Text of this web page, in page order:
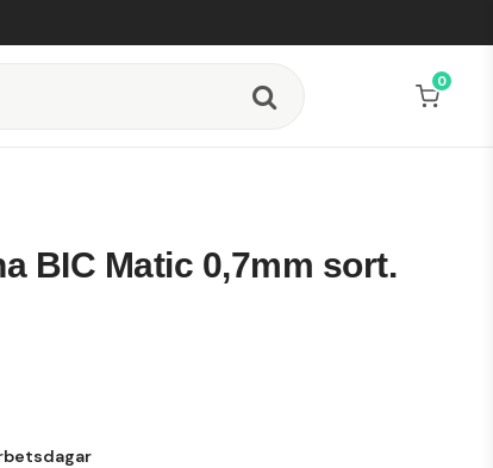
0
BIC Matic 0,7mm sort.